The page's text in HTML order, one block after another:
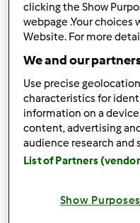
3 0 --
przez
clicking the Show
webpage .Your
Website. For more
We and our
Use precise
characteristics for
information on a
content, advertising
audience research
List of Partners
Show Purposes